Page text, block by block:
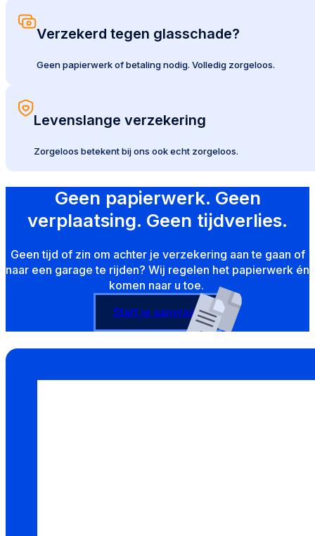
Verzekerd tegen glasschade?
Geen papierwerk of betaling nodig. Volledig zorgeloos.
Levenslange verzekering
Zorgeloos betekent bij ons ook echt zorgeloos.
Geen papierwerk. Geen
verplaatsing. Geen tijdverlies.
Geen tijd of zin om achter je verzekering aan te gaan of
naar een garage te rijden? Wij regelen het papierwerk én
komen naar u toe.
Start je aanvraag